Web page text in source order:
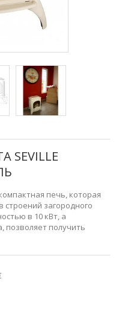
SEVILLE
печь, которая
загородного
в 10 кВт, а
позволяет получить